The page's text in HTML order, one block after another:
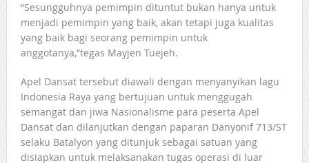
“Sesungguhnya pemimpin dituntut bukan hanya untuk
menjadi pemimpin yang baik, akan tetapi juga kualitas
yang baik bagi seorang pemimpin untuk
anggotanya,”tegas Mayjen Tuejeh.
Apel Dansat tersebut diawali dengan menyanyikan lagu
Indonesia Raya yang bertujuan untuk menggugah
semangat dan jiwa Nasionalisme para peserta Apel
Dansat dan dilanjutkan dengan paparan Danyonif 713/ST
selaku Batalyon yang ditunjuk sebagai satuan yang
disiapkan untuk melaksanakan tugas operasi di luar